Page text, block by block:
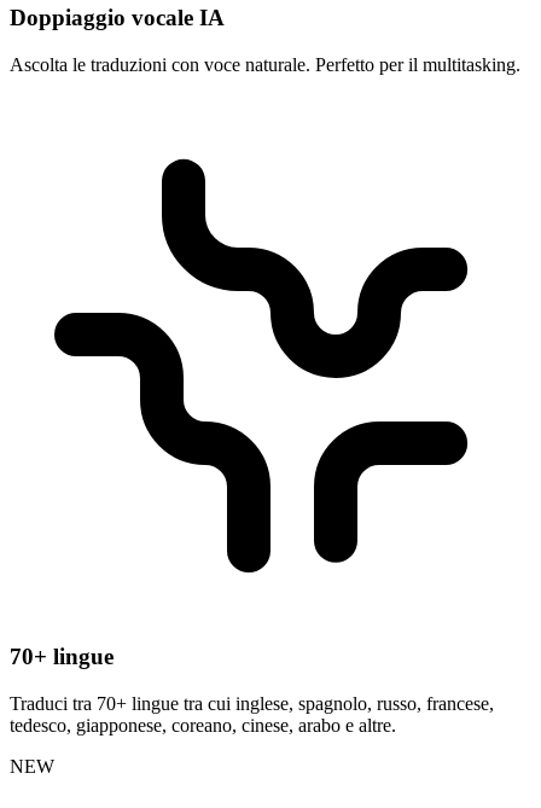
Doppiaggio vocale IA
Ascolta le traduzioni con voce naturale. Perfetto per il multitasking.
70+ lingue
Traduci tra 70+ lingue tra cui inglese, spagnolo, russo, francese,
tedesco, giapponese, coreano, cinese, arabo e altre.
NEW